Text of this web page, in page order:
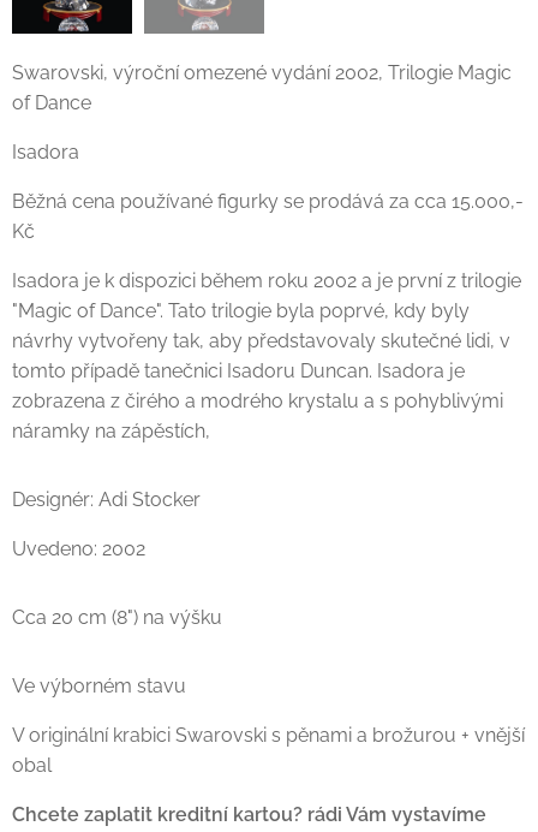
Swarovski, výroční omezené vydání 2002, Trilogie Magic
of Dance
Isadora
Běžná cena používané figurky se prodává za cca 15.000,-
Kč
Isadora je k dispozici během roku 2002 a je první z trilogie
"Magic of Dance". Tato trilogie byla poprvé, kdy byly
návrhy vytvořeny tak, aby představovaly skutečné lidi, v
tomto případě tanečnici Isadoru Duncan. Isadora je
zobrazena z čirého a modrého krystalu a s pohyblivými
náramky na zápěstích,
Designér: Adi Stocker
Uvedeno: 2002
Cca 20 cm (8") na výšku
Ve výborném stavu
V originální krabici Swarovski s pěnami a brožurou + vnější
obal
Chcete zaplatit kreditní kartou? rádi Vám vystavíme